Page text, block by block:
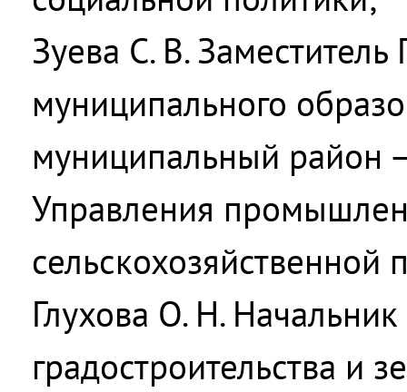
Зуева С. В.
муниципального
муниципальный район
Управления
сельскохозяйственной
Глухова О. Н.
градостроительства и